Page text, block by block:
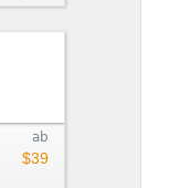
ab
$39